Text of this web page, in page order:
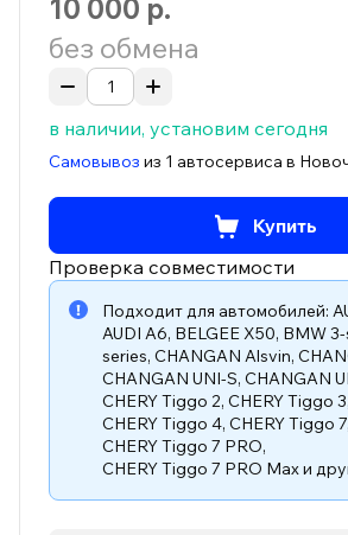
10 000 р.
без обмена
в наличии, установим сегодня
Самовывоз из 1 автосервиса в
Купить
Проверка совместимости
Подходит для автомобилей:
AUDI A6, BELGEE X50, BMW
series, CHANGAN Alsvin,
CHANGAN UNI-S, CHANGAN
CHERY Tiggo 2, CHERY Tiggo 3
CHERY Tiggo 4, CHERY Tiggo 7
CHERY Tiggo 7 PRO,
CHERY Tiggo 7 PRO Maxи